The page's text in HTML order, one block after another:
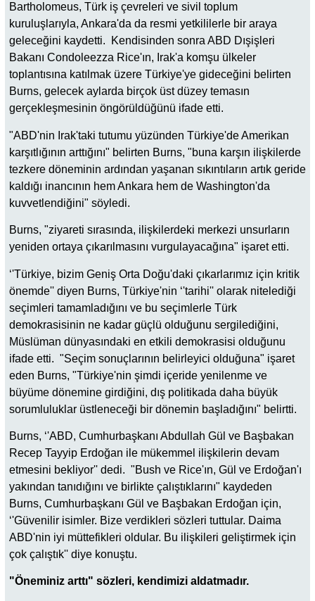
Bartholomeus, Türk iş çevreleri ve sivil toplum
kuruluşlarıyla, Ankara'da da resmi yetkililerle bir araya
geleceğini kaydetti. Kendisinden sonra ABD Dışişleri
Bakanı Condoleezza Rice'ın, Irak'a komşu ülkeler
toplantısına katılmak üzere Türkiye'ye gideceğini belirten
Burns, gelecek aylarda birçok üst düzey temasın
gerçekleşmesinin öngörüldüğünü ifade etti.
"ABD'nin Irak'taki tutumu yüzünden Türkiye'de Amerikan
karşıtlığının arttığını" belirten Burns, "buna karşın ilişkilerde
tezkere döneminin ardından yaşanan sıkıntıların artık geride
kaldığı inancının hem Ankara hem de Washington'da
kuvvetlendiğini" söyledi.
Burns, "ziyareti sırasında, ilişkilerdeki merkezi unsurların
yeniden ortaya çıkarılmasını vurgulayacağına" işaret etti.
‘'Türkiye, bizim Geniş Orta Doğu'daki çıkarlarımız için kritik
önemde'' diyen Burns, Türkiye'nin ‘'tarihi'' olarak nitelediği
seçimleri tamamladığını ve bu seçimlerle Türk
demokrasisinin ne kadar güçlü olduğunu sergilediğini,
Müslüman dünyasındaki en etkili demokrasisi olduğunu
ifade etti. "Seçim sonuçlarının belirleyici olduğuna" işaret
eden Burns, "Türkiye'nin şimdi içeride yenilenme ve
büyüme dönemine girdiğini, dış politikada daha büyük
sorumluluklar üstleneceği bir dönemin başladığını" belirtti.
Burns, ‘'ABD, Cumhurbaşkanı Abdullah Gül ve Başbakan
Recep Tayyip Erdoğan ile mükemmel ilişkilerin devam
etmesini bekliyor'' dedi. "Bush ve Rice'ın, Gül ve Erdoğan'ı
yakından tanıdığını ve birlikte çalıştıklarını" kaydeden
Burns, Cumhurbaşkanı Gül ve Başbakan Erdoğan için,
‘'Güvenilir isimler. Bize verdikleri sözleri tuttular. Daima
ABD'nin iyi müttefikleri oldular. Bu ilişkileri geliştirmek için
çok çalıştık'' diye konuştu.
"Öneminiz arttı" sözleri, kendimizi aldatmadır.